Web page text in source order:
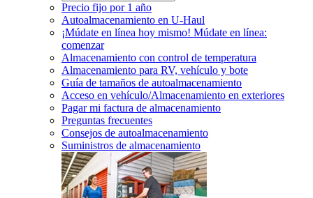
Precio fijo por 1 año
Autoalmacenamiento en U-Haul
¡Múdate en línea hoy mismo! Múdate en línea:
comenzar
Almacenamiento con control de temperatura
Almacenamiento para RV, vehículo y bote
Guía de tamaños de autoalmacenamiento
Acceso en vehículo/Almacenamiento en exteriores
Pagar mi factura de almacenamiento
Preguntas frecuentes
Consejos de autoalmacenamiento
Suministros de almacenamiento